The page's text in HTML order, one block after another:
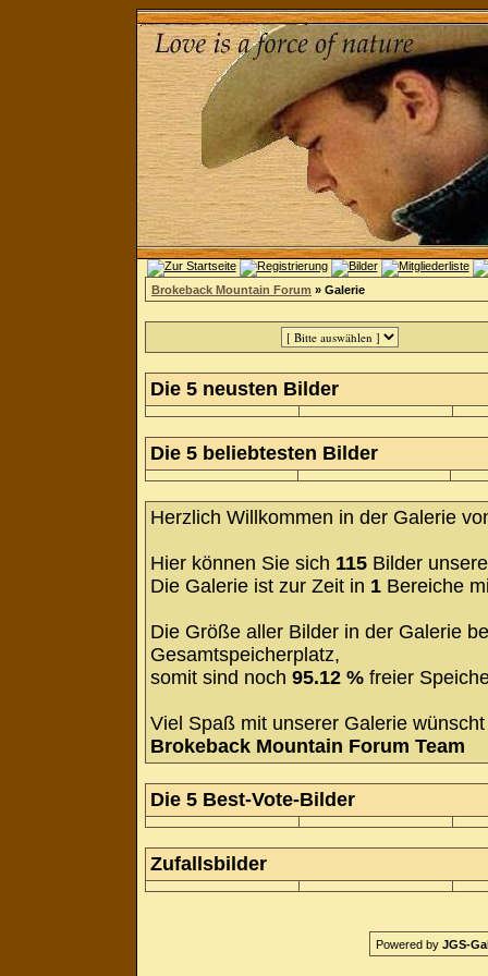
Brokeback Mountain Forum » Galerie
Die 5 neusten Bilder
Die 5 beliebtesten Bilder
Herzlich Willkommen in der Galerie
Hier können Sie sich 115 Bilder
Die Galerie ist zur Zeit in 1 Bereiche
Die Größe aller Bilder in der Galerie
Gesamtspeicherplatz,
somit sind noch 95.12 % freier
Viel Spaß mit unserer Galerie
Brokeback Mountain Forum Team
Die 5 Best-Vote-Bilder
Zufallsbilder
Powered by JGS-